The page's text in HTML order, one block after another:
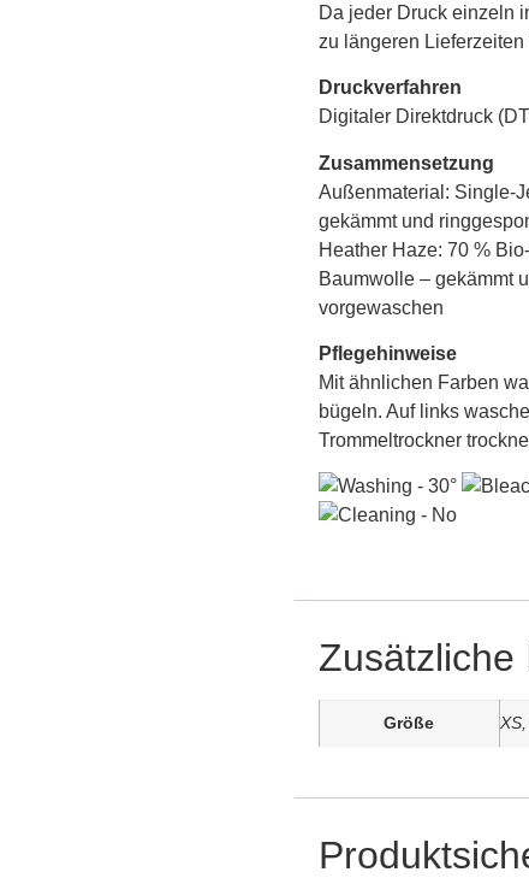
Da jeder Druck einzeln
zu längeren Lieferzeiten
Druckverfahren
Digitaler Direktdruck
Zusammensetzung
Außenmaterial: Single-
gekämmt und
Heather Haze: 70 %
Baumwolle – gekämmt
vorgewaschen
Pflegehinweise
Mit ähnlichen Farben
bügeln. Auf links
Trommeltrockner
Zusätzliche
Größe